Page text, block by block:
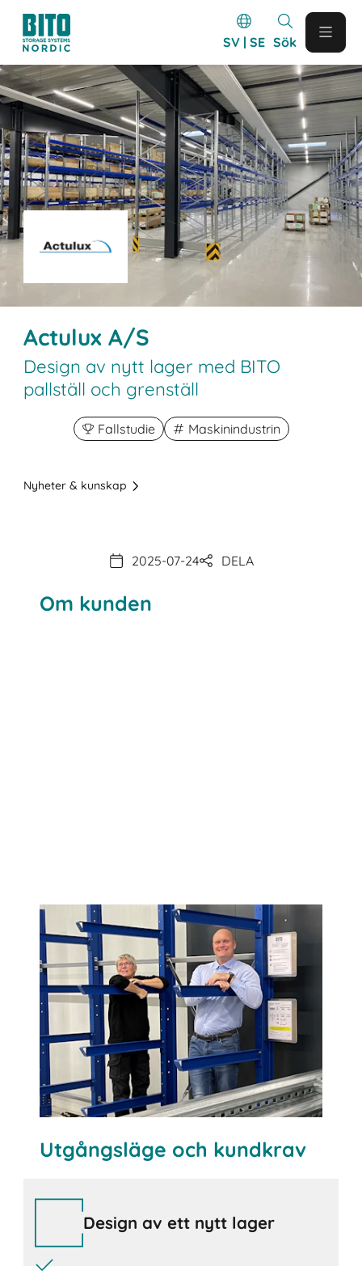
SV | SE Sök
Actulux A/S
Design av nytt lager med BITO
pallställ och grenställ
Fallstudie Maskinindustrin
Nyheter & kunskap
2025-07-24 DELA
Om kunden
Utgångsläge och kundkrav
Design av ett nytt lager